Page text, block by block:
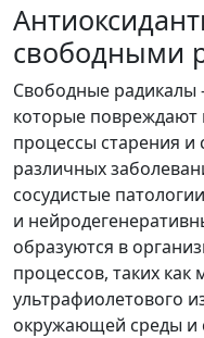
свободными
Свободные радикалы
которые повреждают
процессы старения и
различных
сосудистые
и
образуются в
процессов, таких как
ультрафиолетового
окружающей среды и